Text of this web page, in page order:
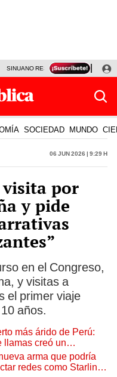
SINUANO RESULTADOS HOY
SOCIEDAD MUNDO
06 Jun 2026 | 9:29 h
visita por
y pide
en el Congreso,
y visitas a
el primer viaje
años.
más árido de Perú:
llamas creó un
arma que podría
redes como Starlink